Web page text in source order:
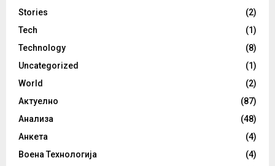
Stories
(2)
Tech
(1)
Technology
(8)
Uncategorized
(1)
World
(2)
Актуелно
(87)
Анализа
(48)
Анкета
(4)
Воена Технологија
(4)